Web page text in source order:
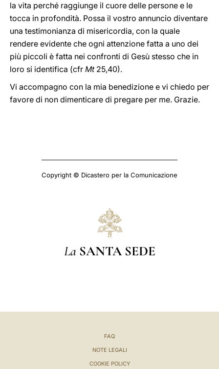
la vita perché raggiunge il cuore delle persone e le
tocca in profondità. Possa il vostro annuncio diventare
una testimonianza di misericordia, con la quale
rendere evidente che ogni attenzione fatta a uno dei
più piccoli è fatta nei confronti di Gesù stesso che in
loro si identifica (cfr Mt25,40).
Vi accompagno con la mia benedizione e vi chiedo per
favore di non dimenticare di pregare per me. Grazie.
Copyright © Dicastero per la Comunicazione
La SANTA SEDE
FAQ
NOTE LEGALI
COOKIE POLICY